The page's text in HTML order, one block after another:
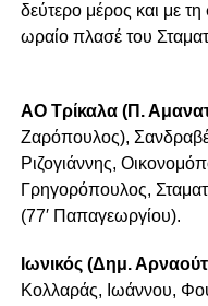
δεύτερο μέρος και με
ωραίο πλασέ του
ΑΟ Τρίκαλα (Π.
Ζαρόπουλος),
Ριζογιάννης,
Γρηγορόπουλος,
(77′ Παπαγεωργίου).
Ιωνικός (Δημ.
Κολλαράς, Ιωάννου,